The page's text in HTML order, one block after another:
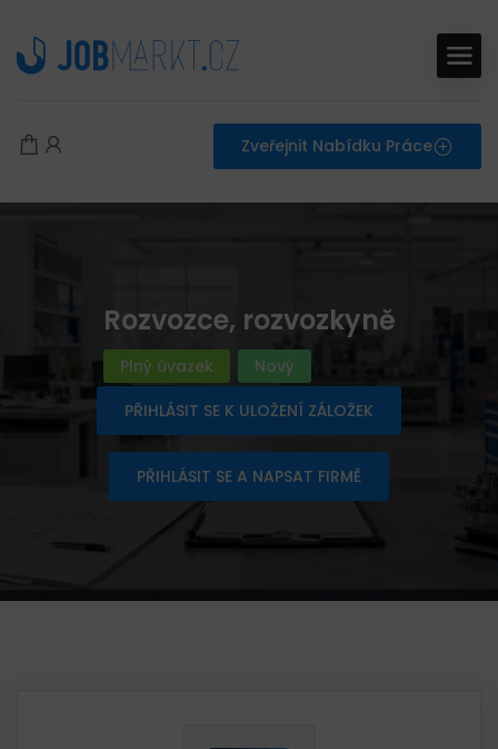
Zveřejnit Nabídku Práce
Rozvozce, rozvozkyně
Plný úvazek
Nový
PŘIHLÁSIT SE K ULOŽENÍ ZÁLOŽEK
PŘIHLÁSIT SE A NAPSAT FIRMĚ